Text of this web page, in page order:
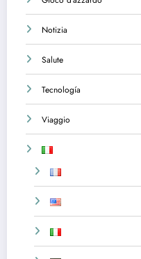
Notizia
Salute
Tecnología
Viaggio